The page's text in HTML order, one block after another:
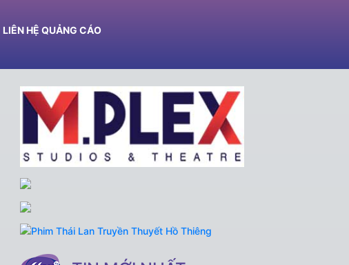
LIÊN HỆ QUẢNG CÁO